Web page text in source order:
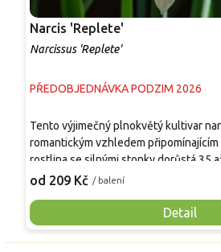
Narcis 'Replete'
Narcissus 'Replete'
PŘEDOBJEDNÁVKA PODZIM 2026
od 209 Kč / balení
Detail
Tento výjimečný plnokvětý kultivar
romantickým vzhledem
rostlina se silnými stonky dorůstá 35
polovině jara rozkvétá květy s
lososových tónech, které působí
příjemně voní. Díky svému
vynikne ve skupinách na okraji